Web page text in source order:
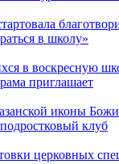
в школу»
в воскресную
приглашает
иконы
клуб
церковных